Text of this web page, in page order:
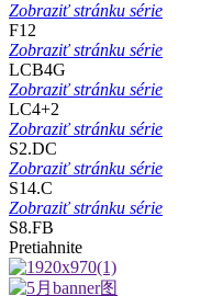
Zobraziť stránku série
F12
Zobraziť stránku série
LCB4G
Zobraziť stránku série
LC4+2
Zobraziť stránku série
S2.DC
Zobraziť stránku série
S14.C
Zobraziť stránku série
S8.FB
Pretiahnite